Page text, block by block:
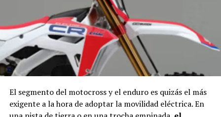
El segmento del motocross y el enduro es quizás el más
exigente a la hora de adoptar la movilidad eléctrica. En